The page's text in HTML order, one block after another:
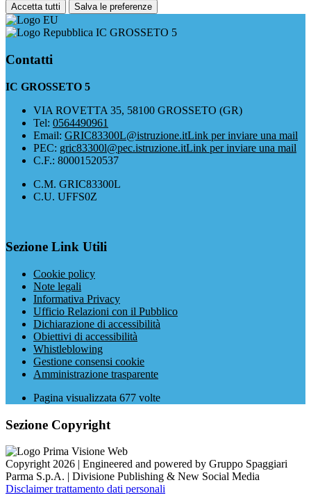
Accetta tutti Salva le preferenze
IC GROSSETO 5
Contatti
IC GROSSETO 5
VIA ROVETTA 35, 58100 GROSSETO (GR)
Tel: 0564490961
Email: GRIC83300L@istruzione.itLink per inviare una mail
PEC: gric83300l@pec.istruzione.itLink per inviare una mail
C.F.: 80001520537
C.M. GRIC83300L
C.U. UFFS0Z
Sezione Link Utili
Cookie policy
Note legali
Informativa Privacy
Ufficio Relazioni con il Pubblico
Dichiarazione di accessibilità
Obiettivi di accessibilità
Whistleblowing
Gestione consensi cookie
Amministrazione trasparente
Pagina visualizzata 677 volte
Sezione Copyright
Copyright 2026 | Engineered and powered by Gruppo Spaggiari
Parma S.p.A. | Divisione Publishing & New Social Media
Disclaimer trattamento dati personali